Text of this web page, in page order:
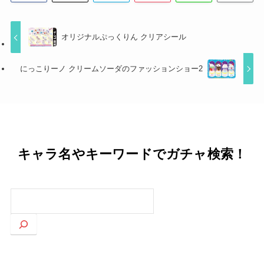
オリジナルぷっくりん クリアシール
にっこりーノ クリームソーダのファッションショー2
キャラ名やキーワードでガチャ検索！
索